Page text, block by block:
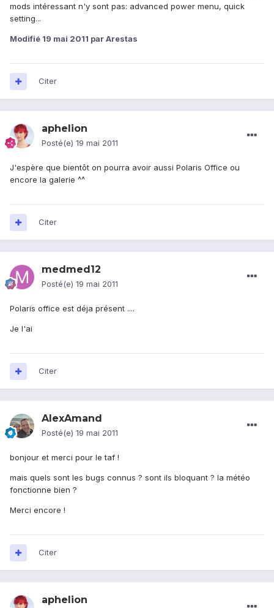
mods intéressant n'y sont pas: advanced power menu, quick
setting...
Modifié 19 mai 2011 par Arestas
Citer
aphelion
Posté(e) 19 mai 2011
J'espère que bientôt on pourra avoir aussi Polaris Office ou
encore la galerie ^^
Citer
medmed12
Posté(e) 19 mai 2011
Polaris office est déja présent ....
Je l'ai
Citer
AlexAmand
Posté(e) 19 mai 2011
bonjour et merci pour le taf !
mais quels sont les bugs connus ? sont ils bloquant ? la météo
fonctionne bien ?
Merci encore !
Citer
aphelion